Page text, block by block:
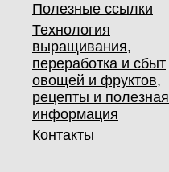
Полезные ссылки
Технология
выращивания,
переработка и сбыт
овощей и фруктов,
рецепты и полезная
информация
Контакты